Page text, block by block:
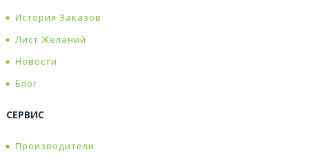
История Заказов
Лист Желаний
Новости
Блог
СЕРВИС
Производители